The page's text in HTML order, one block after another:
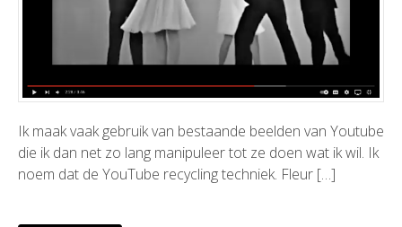
Ik maak vaak gebruik van bestaande beelden van Youtube
die ik dan net zo lang manipuleer tot ze doen wat ik wil. Ik
noem dat de YouTube recycling techniek. Fleur […]